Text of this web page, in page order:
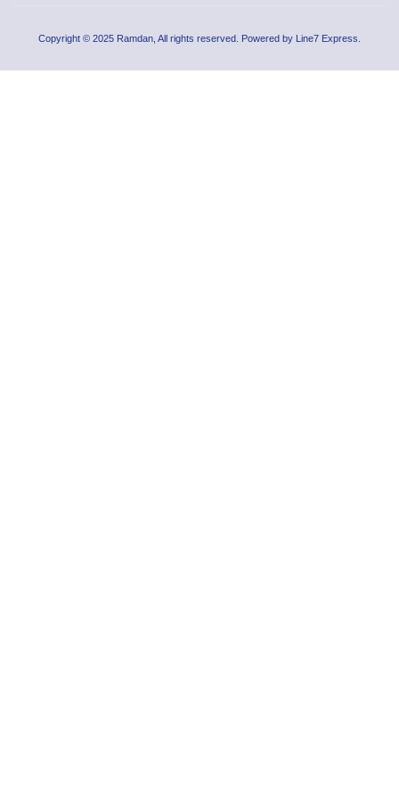
Copyright © 2025 Ramdan, All rights reserved. Powered by Line7 Express.